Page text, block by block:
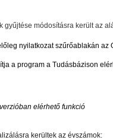
módosításra került az
nyilatkozat szűrőablakán
a program a Tudásbázison
elérhető funkció
kerültek az évszámok: